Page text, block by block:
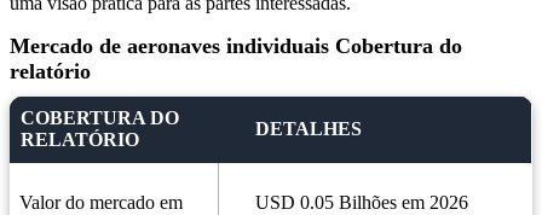
Mercado de aeronaves individuais Cobertura do
relatório
COBERTURA DO
RELATÓRIO
DETALHES
Valor do mercado em USD 0.05 Bilhões em 2026